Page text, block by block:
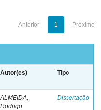
Anterior 1 Próximo
Autor(es) Tipo
ALMEIDA,
Rodrigo
Dissertação